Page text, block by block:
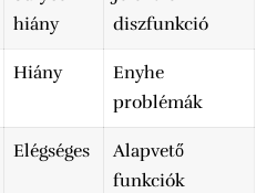
hiány
diszfunkció
Hiány
Enyhe
problémák
Elégséges
Alapvető
funkciók